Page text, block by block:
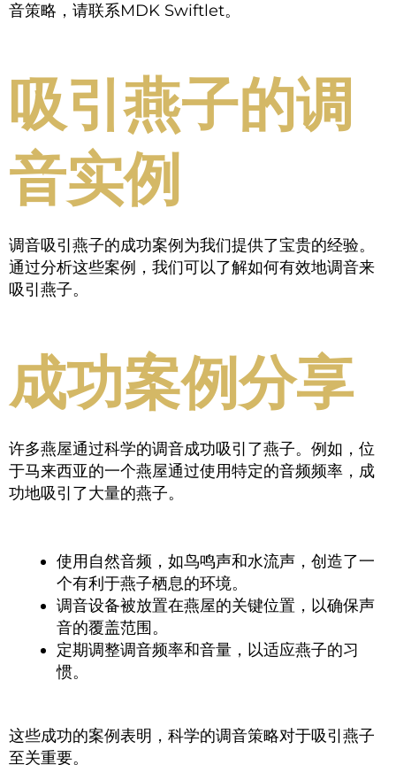
音策略，请联系MDK Swiftlet。
吸引燕子的调
音实例
调音吸引燕子的成功案例为我们提供了宝贵的经验。
通过分析这些案例，我们可以了解如何有效地调音来
吸引燕子。
成功案例分享
许多燕屋通过科学的调音成功吸引了燕子。例如，位
于马来西亚的一个燕屋通过使用特定的音频频率，成
功地吸引了大量的燕子。
使用自然音频，如鸟鸣声和水流声，创造了一
个有利于燕子栖息的环境。
调音设备被放置在燕屋的关键位置，以确保声
音的覆盖范围。
定期调整调音频率和音量，以适应燕子的习
惯。
这些成功的案例表明，科学的调音策略对于吸引燕子
至关重要。